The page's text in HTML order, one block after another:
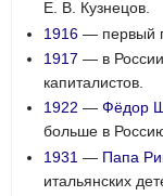
Е. В. Кузнецов.
1916 — первый
1917 — в
капиталистов.
1922 —Фёдор
больше в
1931 — Папа
итальянских